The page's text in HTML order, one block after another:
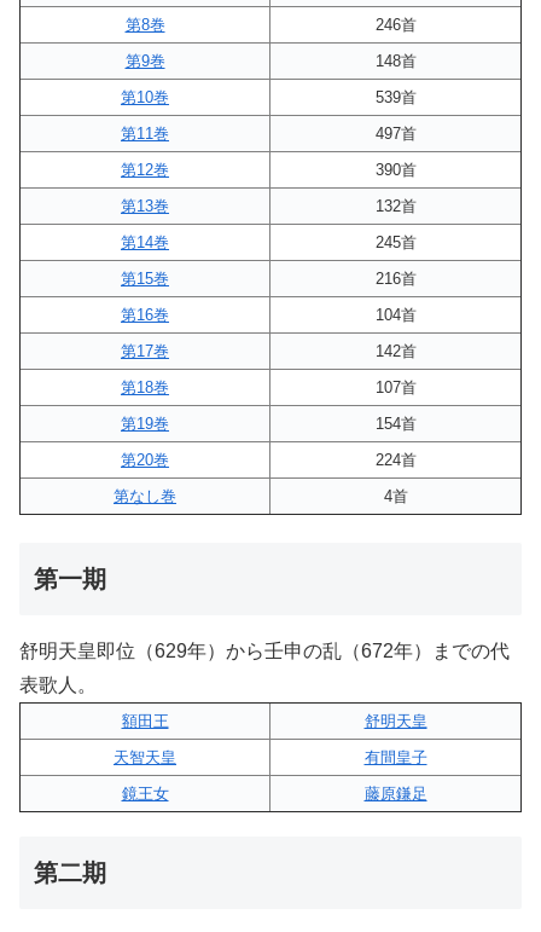
第8巻
246首
第9巻
148首
第10巻
539首
第11巻
497首
第12巻
390首
第13巻
132首
第14巻
245首
第15巻
216首
第16巻
104首
第17巻
142首
第18巻
107首
第19巻
154首
第20巻
224首
第なし巻
4首
第一期
舒明天皇即位（629年）から壬申の乱（672年）までの代
表歌人。
額田王
舒明天皇
天智天皇
有間皇子
鏡王女
藤原鎌足
第二期